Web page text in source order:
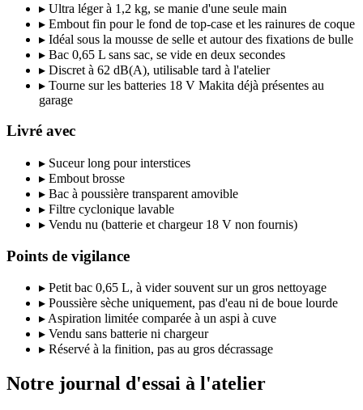
▸ Ultra léger à 1,2 kg, se manie d'une seule main
▸ Embout fin pour le fond de top-case et les rainures de coque
▸ Idéal sous la mousse de selle et autour des fixations de bulle
▸ Bac 0,65 L sans sac, se vide en deux secondes
▸ Discret à 62 dB(A), utilisable tard à l'atelier
▸ Tourne sur les batteries 18 V Makita déjà présentes au
garage
Livré avec
▸ Suceur long pour interstices
▸ Embout brosse
▸ Bac à poussière transparent amovible
▸ Filtre cyclonique lavable
▸ Vendu nu (batterie et chargeur 18 V non fournis)
Points de vigilance
▸ Petit bac 0,65 L, à vider souvent sur un gros nettoyage
▸ Poussière sèche uniquement, pas d'eau ni de boue lourde
▸ Aspiration limitée comparée à un aspi à cuve
▸ Vendu sans batterie ni chargeur
▸ Réservé à la finition, pas au gros décrassage
Notre journal d'essai à l'atelier